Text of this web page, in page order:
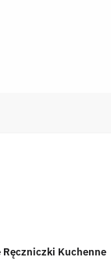
Ręczniczki Kuchenne